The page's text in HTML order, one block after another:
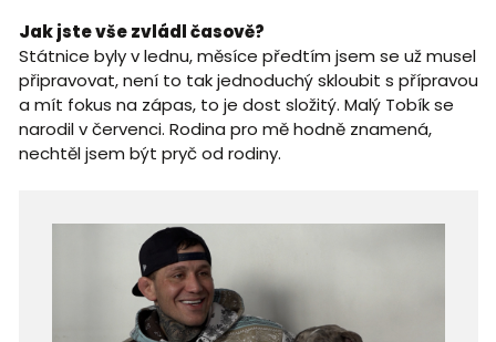
Jak jste vše zvládl časově?
Státnice byly v lednu, měsíce předtím jsem se už musel
připravovat, není to tak jednoduchý skloubit s přípravou
a mít fokus na zápas, to je dost složitý. Malý Tobík se
narodil v červenci. Rodina pro mě hodně znamená,
nechtěl jsem být pryč od rodiny.